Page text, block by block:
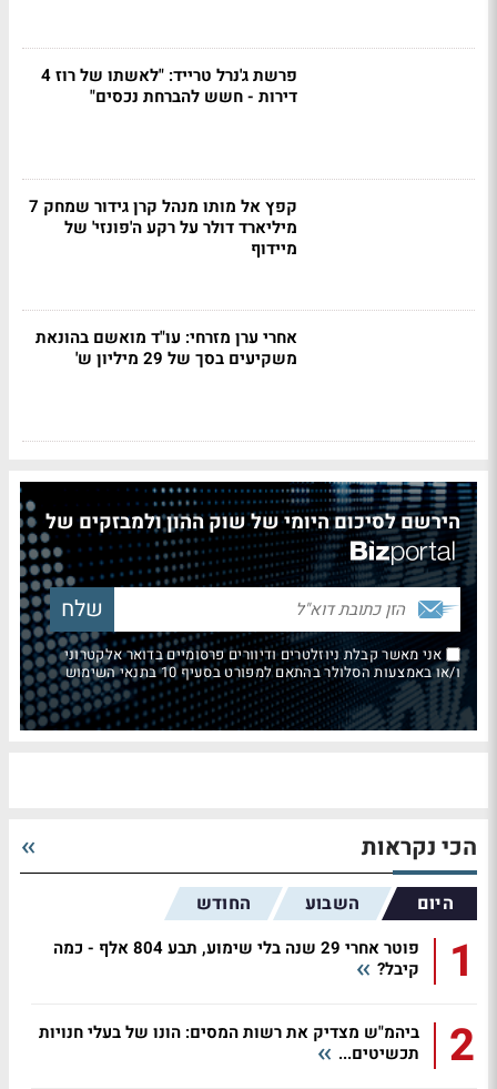
פרשת ג'נרל טרייד: "לאשתו של רוז 4
דירות - חשש להברחת נכסים"
קפץ אל מותו מנהל קרן גידור שמחק 7
מיליארד דולר על רקע ה'פונזי' של
מיידוף
אחרי ערן מזרחי: עו"ד מואשם בהונאת
משקיעים בסך של 29 מיליון ש'
הירשם לסיכום היומי של שוק ההון ולמבזקים של
אני מאשר קבלת ניוזלטרים ודיוורים פרסומיים בדואר אלקטרוני
ו/או באמצעות הסלולר בהתאם למפורט בסעיף 10 בתנאי השימוש
הכי נקראות
היום השבוע החודש
1
פוטר אחרי 29 שנה בלי שימוע, תבע 804 אלף - כמה
קיבל?
2
ביהמ"ש מצדיק את רשות המסים: הונו של בעלי חנויות
תכשיטים...